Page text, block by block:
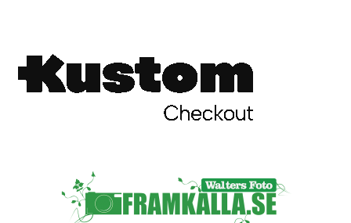
ID/ Körkort / Visumfoto
Skadefoto / Försäkringsärenden
Nyfödda